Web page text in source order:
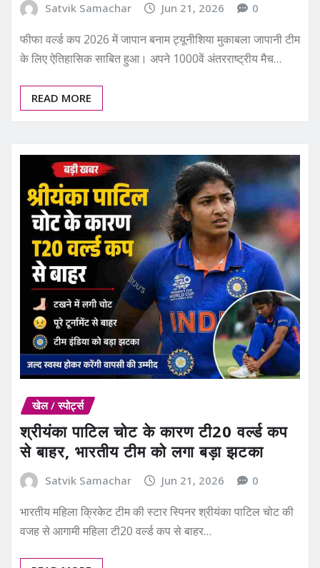
Satvik Samachar Jun 21, 2026 0
फीफा वर्ल्ड कप 2026 में जापान बनाम ट्यूनीशिया मुकाबला जापानी टीम
के लिए ऐतिहासिक साबित हुआ। अपने 1000वें अंतरराष्ट्रीय मैच…
READ MORE
खेल / स्पोर्ट्स
श्रीयंका पाटिल चोट के कारण टी20 वर्ल्ड कप
से बाहर, भारतीय टीम को लगा बड़ा झटका
Satvik Samachar Jun 21, 2026 0
भारतीय महिला क्रिकेट टीम की स्टार स्पिनर श्रीयंका पाटिल चोट की
वजह से आगामी महिला टी20 वर्ल्ड कप से बाहर…